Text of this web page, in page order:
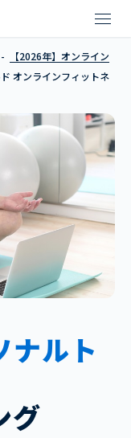
ジムフィールド オン
【2026年】オンライン
オンラインフィットネ
ナルト
グ